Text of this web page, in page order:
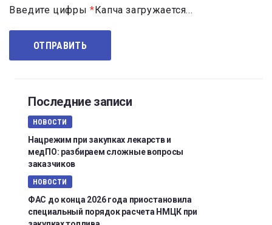
Введите цифры *Капча загружается...
Последние записи
НОВОСТИ
Нацрежим при закупках лекарств и
медПО: разбираем сложные вопросы
заказчиков
НОВОСТИ
ФАС до конца 2026 года приостановила
специальный порядок расчета НМЦК при